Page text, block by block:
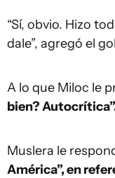
“Sí, obvio. Hizo
dale”, agregó el
A lo que Miloc le
bien?
Muslera le
América”, en